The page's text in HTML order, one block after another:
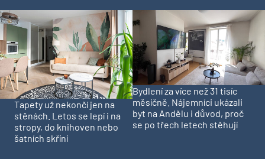
Tapety už nekončí jen na
stěnách. Letos se lepí i na
stropy, do knihoven nebo
šatních skříní
Bydlení za více než 31 tisíc
měsíčně. Nájemníci ukázali
byt na Andělu i důvod, proč
se po třech letech stěhují